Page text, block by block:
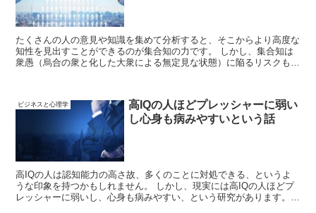
たくさんの人の意見や知識を集めて分析すると、そこからより高度な
知性を見出すことができるのが集合知の力です。 しかし、集合知は
衆愚（烏合の衆と化した大衆による無定見な状態）に陥るリスクも存
ビジネスと心理学
高IQの人ほどプレッシャーに弱い
し心身も病みやすいという話
高IQの人は認知能力の高さ故、多くのことに対処できる、というよ
うな印象を持つかもしれません。 しかし、現実には高IQの人ほどプ
レッシャーに弱いし、心身も病みやすい、という研究があります。